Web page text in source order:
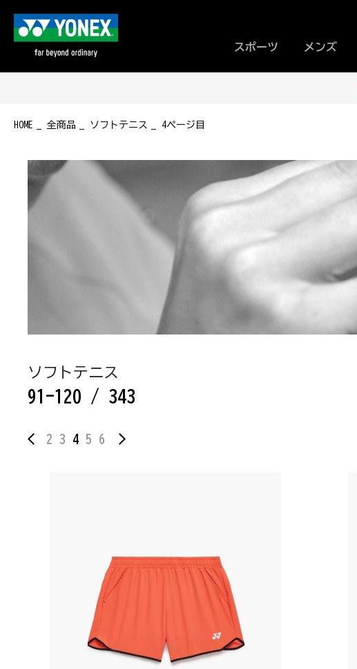
スポーツ メンズ
HOME 全商品 ソフトテニス 4ページ目
ソフトテニス
91-120 / 343
2 3 4 5 6